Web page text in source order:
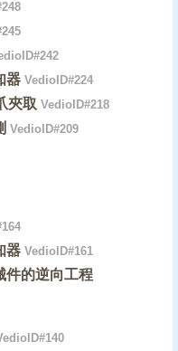
器 VedioID#224
夾取 VedioID#218
VedioID#209
器 VedioID#161
件的逆向工程